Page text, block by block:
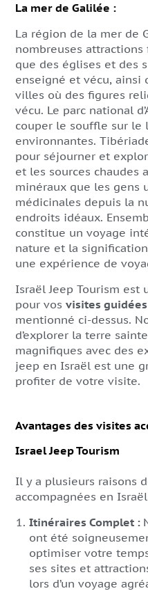
La mer de Galilée :
La région de la mer de
nombreuses
que des églises et des
enseigné et vécu, ainsi
villes où des figures
vécu. Le parc national
couper le souffle sur le
environnantes.
pour séjourner et
et les sources chaudes
minéraux que les gens
médicinales depuis la
endroits idéaux.
constitue un voyage
nature et la
une expérience de
Israël Jeep Tourism est
pour vos visites
mentionné ci-dessus.
d’explorer la terre
magnifiques avec des
jeep en Israël est une
profiter de votre visite.
Avantages des visites
Israel Jeep Tourism
Il y a plusieurs raisons
accompagnées en
Itinéraires Complet :
ont été
optimiser votre
ses sites et
lors d’un voyage